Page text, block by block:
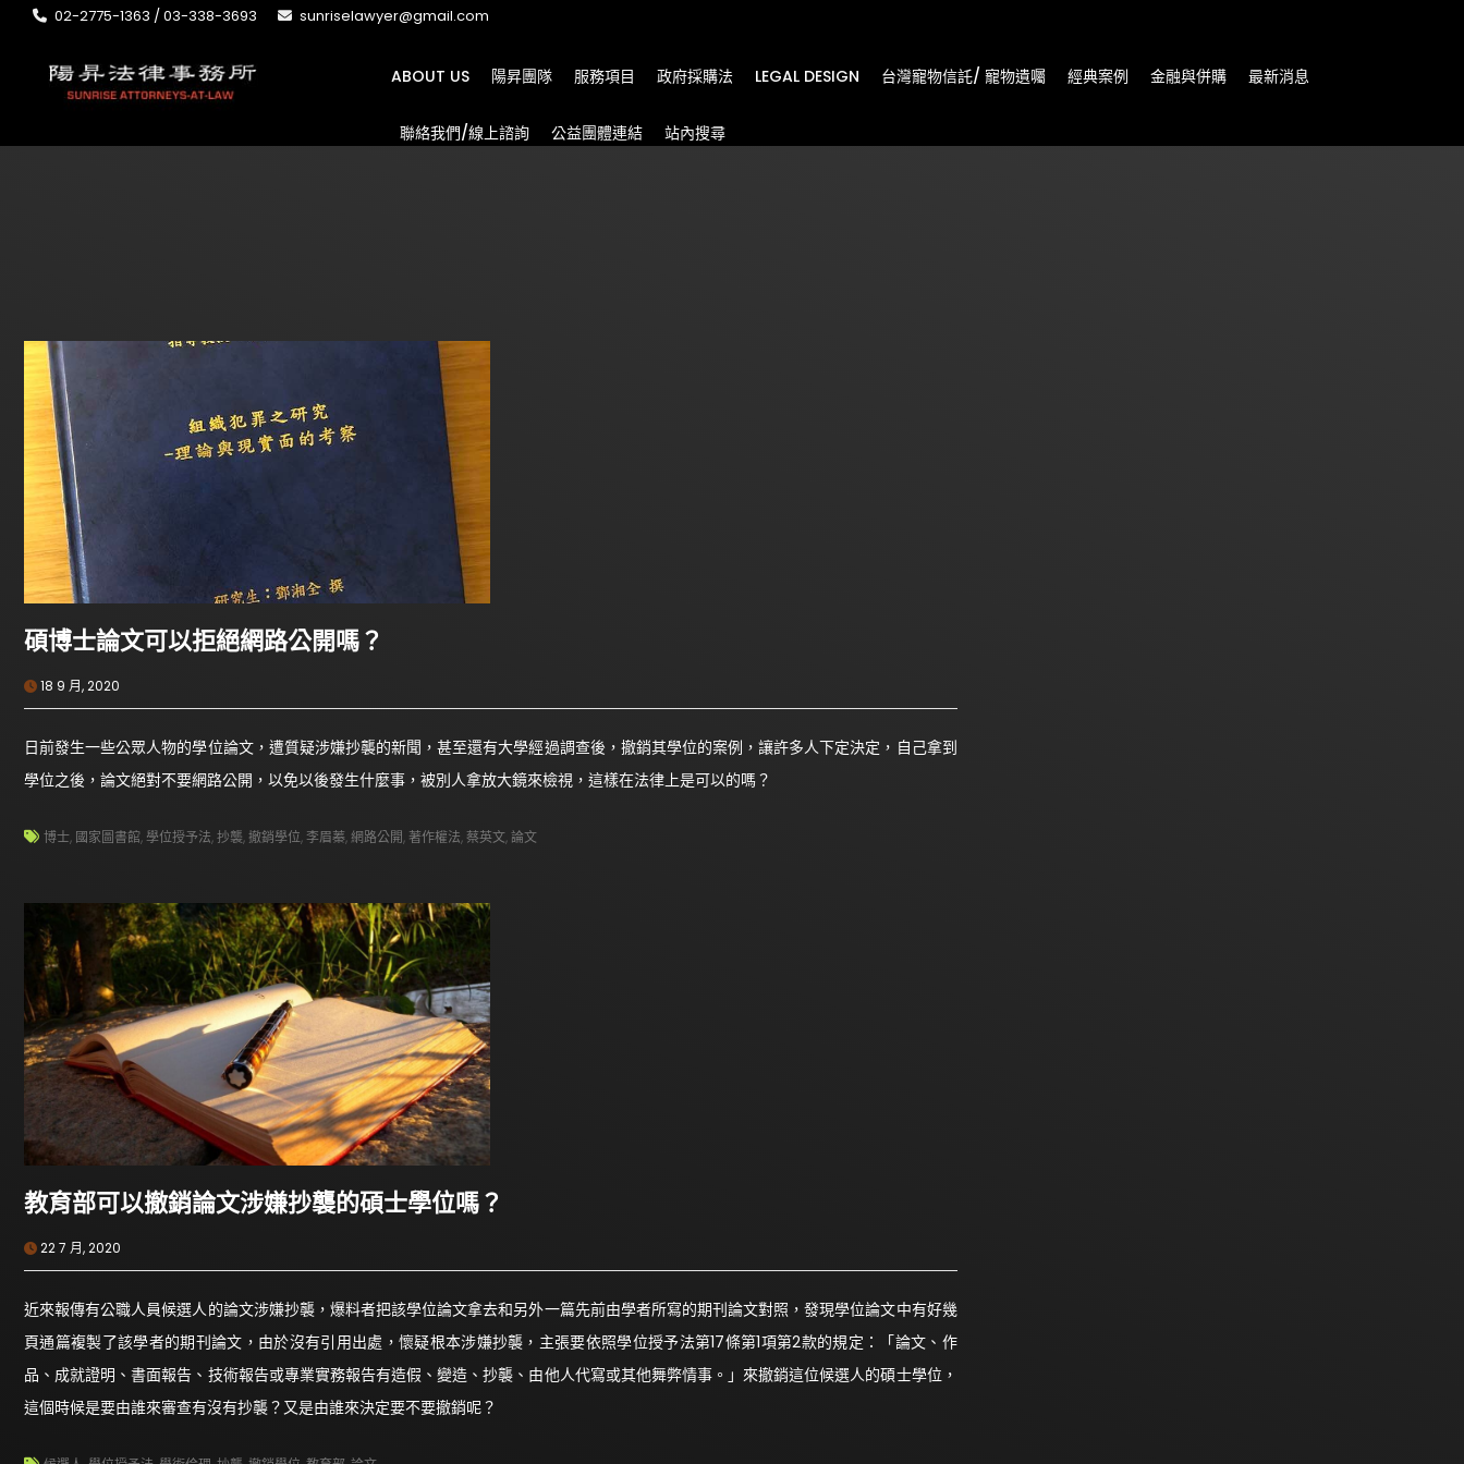
02-2775-1363 / 03-338-3693 sunriselawyer@gmail.com
ABOUT US 陽昇團隊 服務項目 政府採購法 LEGAL DESIGN 台灣寵物信託/ 寵物遺囑 經典案例 金融與併購 最新消息
聯絡我們/線上諮詢 公益團體連結 站內搜尋
碩博士論文可以拒絕網路公開嗎？
18 9 月, 2020
日前發生一些公眾人物的學位論文，遭質疑涉嫌抄襲的新聞，甚至還有大學經過調查後，撤銷其學位的案例，讓許多人下定決定，自己拿到
學位之後，論文絕對不要網路公開，以免以後發生什麼事，被別人拿放大鏡來檢視，這樣在法律上是可以的嗎？
博士, 國家圖書館,學位授予法,抄襲,撤銷學位,李眉蓁,網路公開, 著作權法,蔡英文,論文
教育部可以撤銷論文涉嫌抄襲的碩士學位嗎？
22 7 月, 2020
近來報傳有公職人員候選人的論文涉嫌抄襲，爆料者把該學位論文拿去和另外一篇先前由學者所寫的期刊論文對照，發現學位論文中有好幾
頁通篇複製了該學者的期刊論文，由於沒有引用出處，懷疑根本涉嫌抄襲，主張要依照學位授予法第17條第1項第2款的規定：「論文、作
品、成就證明、書面報告、技術報告或專業實務報告有造假、變造、抄襲、由他人代寫或其他舞弊情事。」來撤銷這位候選人的碩士學位，
這個時候是要由誰來審查有沒有抄襲？又是由誰來決定要不要撤銷呢？